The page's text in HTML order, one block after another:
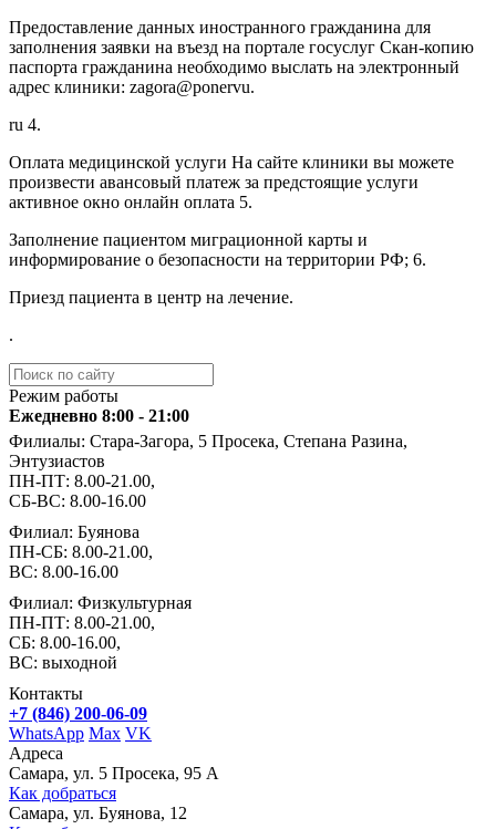
Предоставление данных иностранного гражданина для
заполнения заявки на въезд на портале госуслуг Скан-копию
паспорта гражданина необходимо выслать на электронный
адрес клиники: zagora@ponervu.
ru 4.
Оплата медицинской услуги На сайте клиники вы можете
произвести авансовый платеж за предстоящие услуги
активное окно онлайн оплата 5.
Заполнение пациентом миграционной карты и
информирование о безопасности на территории РФ; 6.
Приезд пациента в центр на лечение.
.
Режим работы
Ежедневно 8:00 - 21:00
Филиалы: Стара-Загора, 5 Просека, Степана Разина,
Энтузиастов
ПН-ПТ: 8.00-21.00,
СБ-ВС: 8.00-16.00
Филиал: Буянова
ПН-СБ: 8.00-21.00,
ВС: 8.00-16.00
Филиал: Физкультурная
ПН-ПТ: 8.00-21.00,
СБ: 8.00-16.00,
ВС: выходной
Контакты
+7 (846) 200-06-09
WhatsApp Max VK
Адреса
Самара, ул. 5 Просека, 95 А
Как добраться
Самара, ул. Буянова, 12